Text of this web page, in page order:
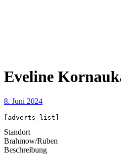
Eveline
8. Juni 2024
[adverts_list]
Standort
Brahmow/Ruben
Beschreibung